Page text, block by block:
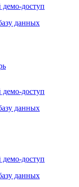
демо-доступ
данных
демо-доступ
данных
демо-доступ
данных